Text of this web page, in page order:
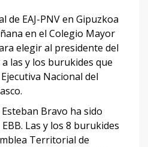
de EAJ-PNV en Gipuzkoa
en el Colegio Mayor
elegir al presidente del
las y los burukides que
Nacional del
Bravo ha sido
Las y los 8 burukides
Territorial de